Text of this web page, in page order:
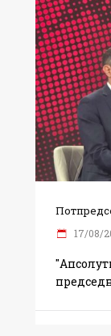
17/08/